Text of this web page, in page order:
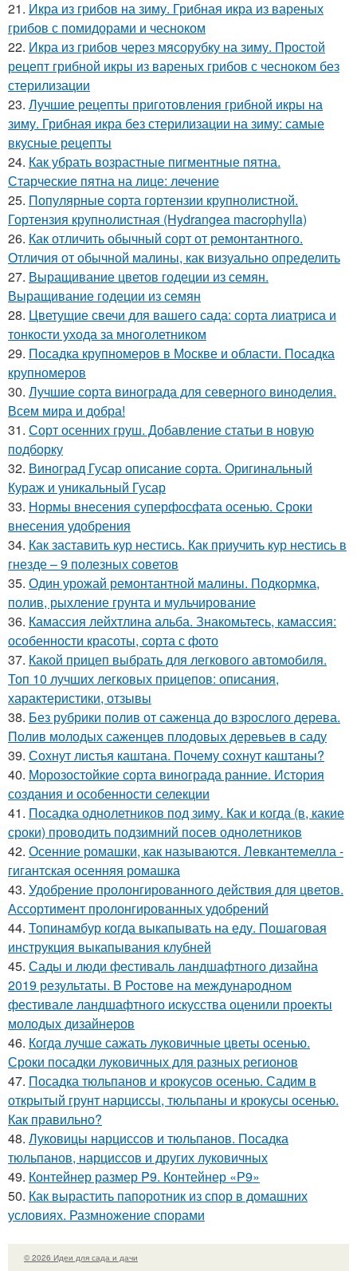
21. Икра из грибов на зиму. Грибная икра из вареных
грибов с помидорами и чесноком
22. Икра из грибов через мясорубку на зиму. Простой
рецепт грибной икры из вареных грибов с чесноком без
стерилизации
23. Лучшие рецепты приготовления грибной икры на
зиму. Грибная икра без стерилизации на зиму: самые
вкусные рецепты
24. Как убрать возрастные пигментные пятна.
Старческие пятна на лице: лечение
25. Популярные сорта гортензии крупнолистной.
Гортензия крупнолистная (Hydrangea macrophylla)
26. Как отличить обычный сорт от ремонтантного.
Отличия от обычной малины, как визуально определить
27. Выращивание цветов годеции из семян.
Выращивание годеции из семян
28. Цветущие свечи для вашего сада: сорта лиатриса и
тонкости ухода за многолетником
29. Посадка крупномеров в Москве и области. Посадка
крупномеров
30. Лучшие сорта винограда для северного виноделия.
Всем мира и добра!
31. Сорт осенних груш. Добавление статьи в новую
подборку
32. Виноград Гусар описание сорта. Оригинальный
Кураж и уникальный Гусар
33. Нормы внесения суперфосфата осенью. Сроки
внесения удобрения
34. Как заставить кур нестись. Как приучить кур нестись в
гнезде – 9 полезных советов
35. Один урожай ремонтантной малины. Подкормка,
полив, рыхление грунта и мульчирование
36. Камассия лейхтлина альба. Знакомьтесь, камассия:
особенности красоты, сорта с фото
37. Какой прицеп выбрать для легкового автомобиля.
Топ 10 лучших легковых прицепов: описания,
характеристики, отзывы
38. Без рубрики полив от саженца до взрослого дерева.
Полив молодых саженцев плодовых деревьев в саду
39. Сохнут листья каштана. Почему сохнут каштаны?
40. Морозостойкие сорта винограда ранние. История
создания и особенности селекции
41. Посадка однолетников под зиму. Как и когда (в, какие
сроки) проводить подзимний посев однолетников
42. Осенние ромашки, как называются. Левкантемелла -
гигантская осенняя ромашка
43. Удобрение пролонгированного действия для цветов.
Ассортимент пролонгированных удобрений
44. Топинамбур когда выкапывать на еду. Пошаговая
инструкция выкапывания клубней
45. Сады и люди фестиваль ландшафтного дизайна
2019 результаты. В Ростове на международном
фестивале ландшафтного искусства оценили проекты
молодых дизайнеров
46. Когда лучше сажать луковичные цветы осенью.
Сроки посадки луковичных для разных регионов
47. Посадка тюльпанов и крокусов осенью. Садим в
открытый грунт нарциссы, тюльпаны и крокусы осенью.
Как правильно?
48. Луковицы нарциссов и тюльпанов. Посадка
тюльпанов, нарциссов и других луковичных
49. Контейнер размер P9. Контейнер «Р9»
50. Как вырастить папоротник из спор в домашних
условиях. Размножение спорами
© 2026 Идеи для сада и дачи